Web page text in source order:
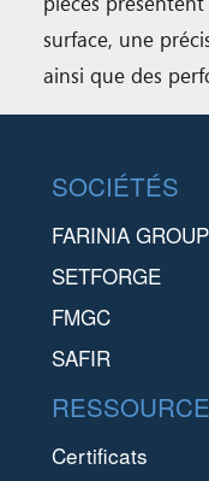
surface, une
ainsi que des
Footer
SOCIÉTÉS
FARINIA GROUP
SETFORGE
FMGC
SAFIR
Certificats